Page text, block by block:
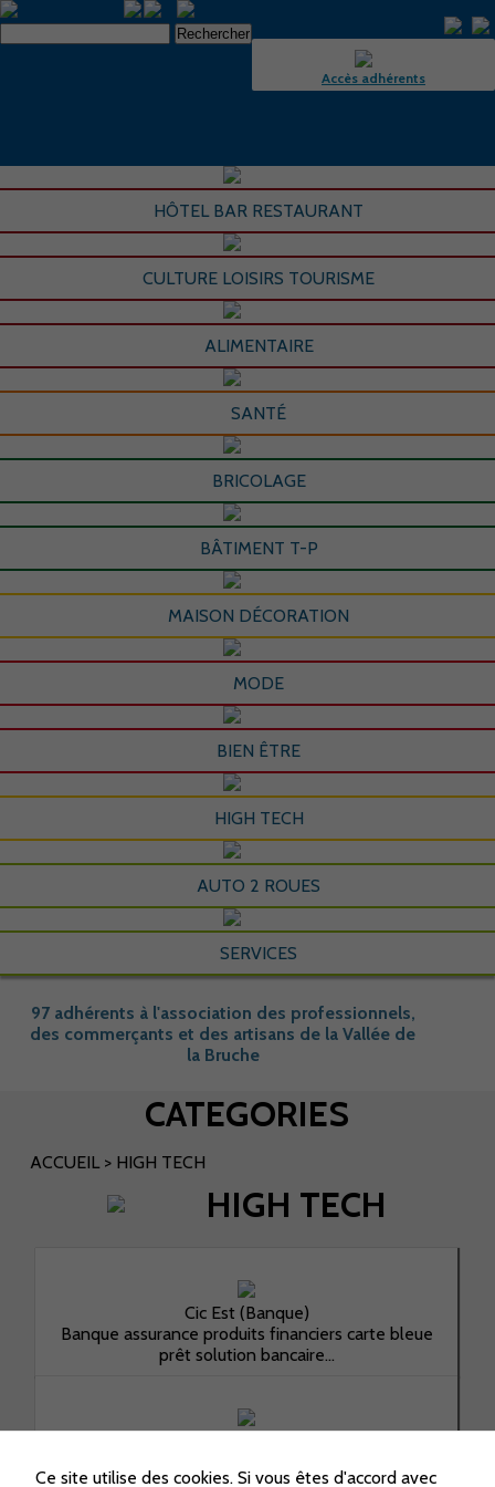
Accès adhérents
HÔTEL BAR RESTAURANT
CULTURE LOISIRS TOURISME
ALIMENTAIRE
SANTÉ
BRICOLAGE
BÂTIMENT T-P
MAISON DÉCORATION
MODE
BIEN ÊTRE
HIGH TECH
AUTO 2 ROUES
SERVICES
97 adhérents à l'association des professionnels,
des commerçants et des artisans de la Vallée de
la Bruche
CATEGORIES
ACCUEIL> HIGH TECH
HIGH TECH
Cic Est (Banque)
Banque assurance produits financiers carte bleue
prêt solution bancaire...
informatiques. Besoin d’un site internet ? D’un
Ce site utilise des cookies. Si vous êtes d'accord avec